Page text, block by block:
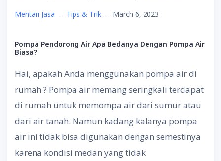
Mentari Jasa – Tips & Trik – March 6, 2023
Pompa Pendorong Air Apa Bedanya Dengan Pompa Air
Biasa?
Hai, apakah Anda menggunakan pompa air di
rumah ? Pompa air memang seringkali terdapat
di rumah untuk memompa air dari sumur atau
dari air tanah. Namun kadang kalanya pompa
air ini tidak bisa digunakan dengan semestinya
karena kondisi medan yang tidak